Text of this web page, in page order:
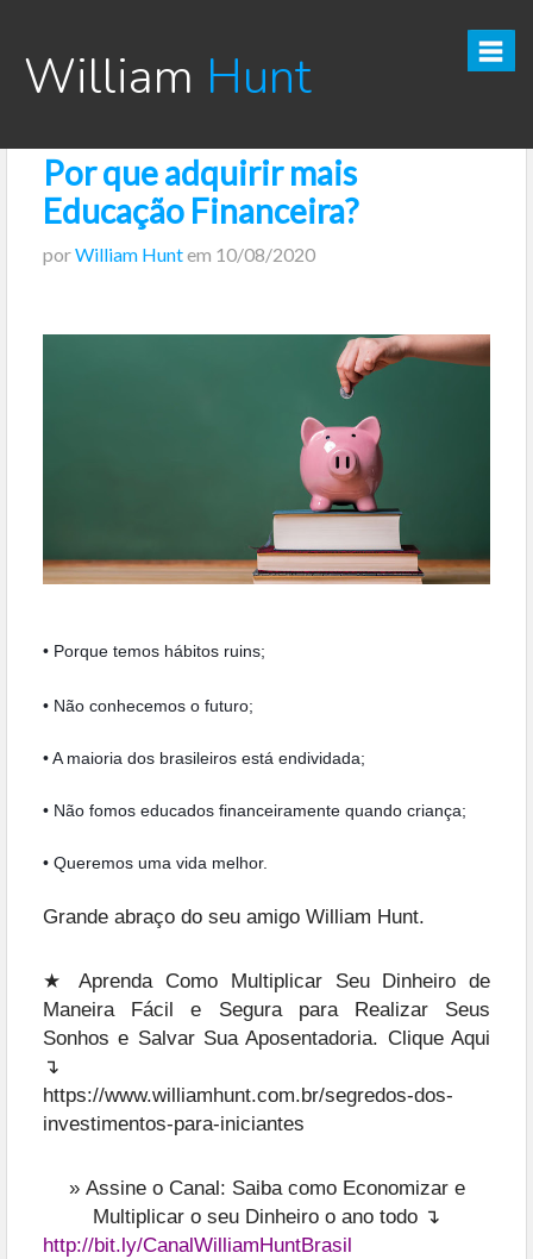
William Hunt
CURSO TESOURO DIRETO PRO
CURSO SEGREDOS DOS INVESTIMENTOS PARA INICIANTES
Por que adquirir mais
Educação Financeira?
porWilliam Huntem 10/08/2020
• Porque temos hábitos ruins;
• Não conhecemos o futuro;
• A maioria dos brasileiros está endividada;
• Não fomos educados financeiramente quando criança;
• Queremos uma vida melhor.
Grande abraço do seu amigo William Hunt.
★ Aprenda Como Multiplicar Seu Dinheiro de
Maneira Fácil e Segura para Realizar Seus
Sonhos e Salvar Sua Aposentadoria. Clique Aqui
↴
https://www.williamhunt.com.br/segredos-dos-
investimentos-para-iniciantes
» Assine o Canal: Saiba como Economizar e
Multiplicar o seu Dinheiro o ano todo ↴
http://bit.ly/CanalWilliamHuntBrasil